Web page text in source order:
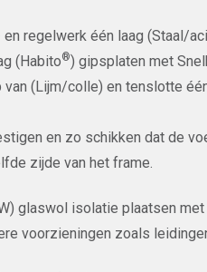
regelwerk één laag (Staal/
(Habito®) gipsplaten met
(Lijm/colle) en tenslotte
en zo schikken dat de
zijde van het frame.
glaswol isolatie plaatsen
voorzieningen zoals